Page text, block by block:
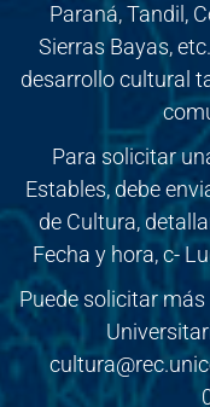
Paraná, Tandil,
Sierras Bayas,
desarrollo cultural
Para solicitar
Estables, debe
de Cultura,
Fecha y hora, c-
Puede solicitar